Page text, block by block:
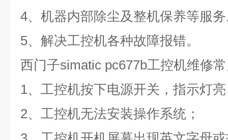
4、机器内部除尘及整机保养等服
5、解决工控机各种故障报错。
西门子simatic pc677b工控机维修
1、工控机按下电源开关，指示灯
2、工控机无法安装操作系统；